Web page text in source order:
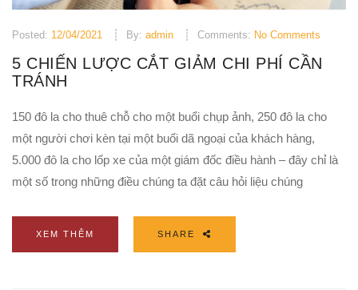
Posted: 12/04/2021 By: admin Comments: No Comments
5 CHIẾN LƯỢC CẮT GIẢM CHI PHÍ CẦN
TRÁNH
150 đô la cho thuê chỗ cho một buổi chụp ảnh, 250 đô la cho
một người chơi kèn tại một buổi dã ngoại của khách hàng,
5.000 đô la cho lốp xe của một giám đốc điều hành – đây chỉ là
một số trong những điều chúng ta đặt câu hỏi liệu chúng
XEM THÊM SHARE